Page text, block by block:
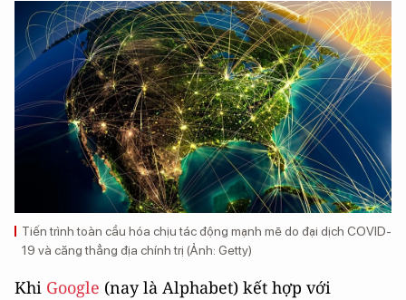
Tiến trình toàn cầu hóa chịu tác động mạnh mẽ do đại dịch COVID-
19 và căng thẳng địa chính trị (Ảnh: Getty)
Khi Google (nay là Alphabet) kết hợp với